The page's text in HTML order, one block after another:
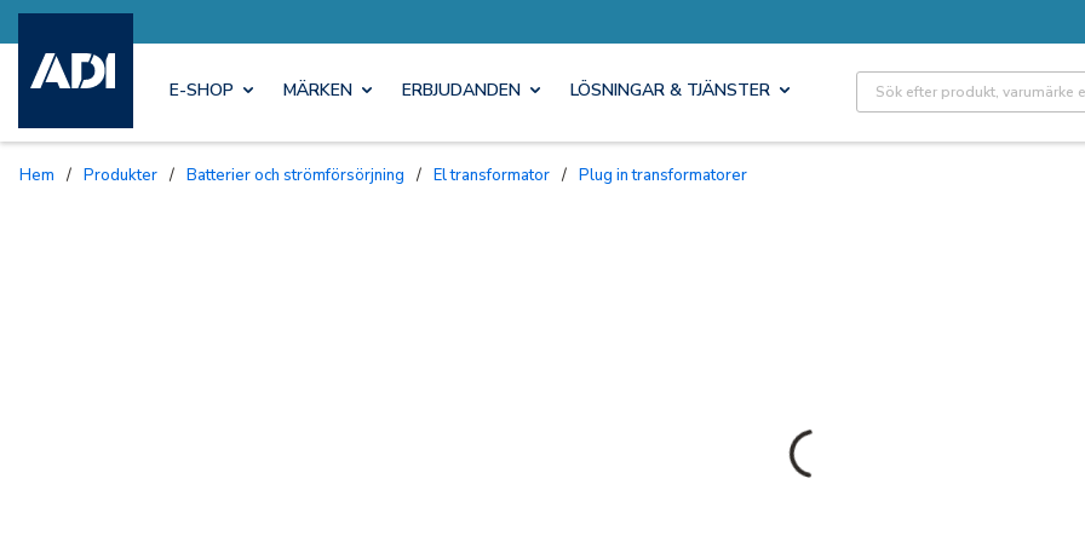
E-SHOP MÄRKEN ERBJUDANDEN LÖSNINGAR & TJÄNSTER Site Search
Hem / Produkter / Batterier och strömförsörjning / El transformator / Plug in transformatorer